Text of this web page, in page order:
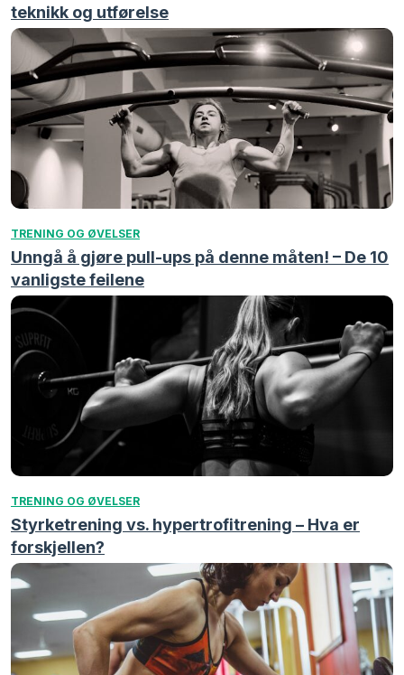
teknikk og utførelse
TRENING OG ØVELSER
Unngå å gjøre pull-ups på denne måten! – De 10
vanligste feilene
TRENING OG ØVELSER
Styrketrening vs. hypertrofitrening – Hva er
forskjellen?